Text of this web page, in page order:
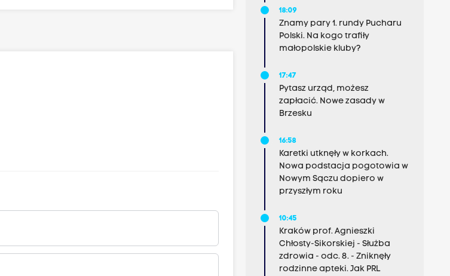
18:09
Znamy pary 1. rundy Pucharu
Polski. Na kogo trafiły
małopolskie kluby?
17:47
Pytasz urząd, możesz
zapłacić. Nowe zasady w
Brzesku
16:58
Karetki utknęły w korkach.
Nowa podstacja pogotowia w
Nowym Sączu dopiero w
przyszłym roku
10:45
Kraków prof. Agnieszki
Chłosty-Sikorskiej - Służba
zdrowia - odc. 8. - Zniknęły
rodzinne apteki. Jak PRL